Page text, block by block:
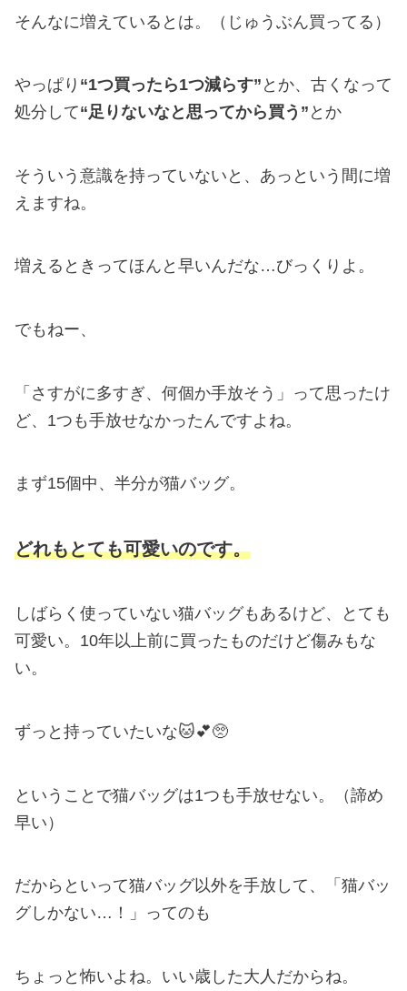
そんなに増えているとは。（じゅうぶん買ってる）
やっぱり “1つ買ったら1つ減らす” とか、古くなって
処分して“足りないなと思ってから買う” とか
そういう意識を持っていないと、あっという間に増
えますね。
増えるときってほんと早いんだな…びっくりよ。
でもねー、
「さすがに多すぎ、何個か手放そう」って思ったけ
ど、1つも手放せなかったんですよね。
まず15個中、半分が猫バッグ。
どれもとても可愛いのです。
しばらく使っていない猫バッグもあるけど、とても
可愛い。10年以上前に買ったものだけど傷みもな
い。
ずっと持っていたいな🐱💕🥺
ということで猫バッグは1つも手放せない。（諦め
早い）
だからといって猫バッグ以外を手放して、「猫バッ
グしかない…！」ってのも
ちょっと怖いよね。いい歳した大人だからね。